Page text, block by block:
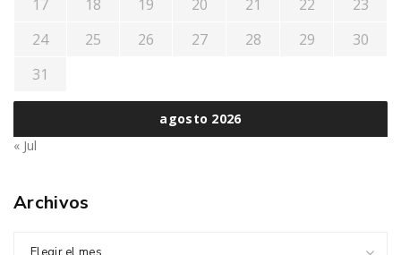
agosto 2026
17
18 19 20 21 22
23
24
25 26 27 28 29
30
31
« Jul
Archivos